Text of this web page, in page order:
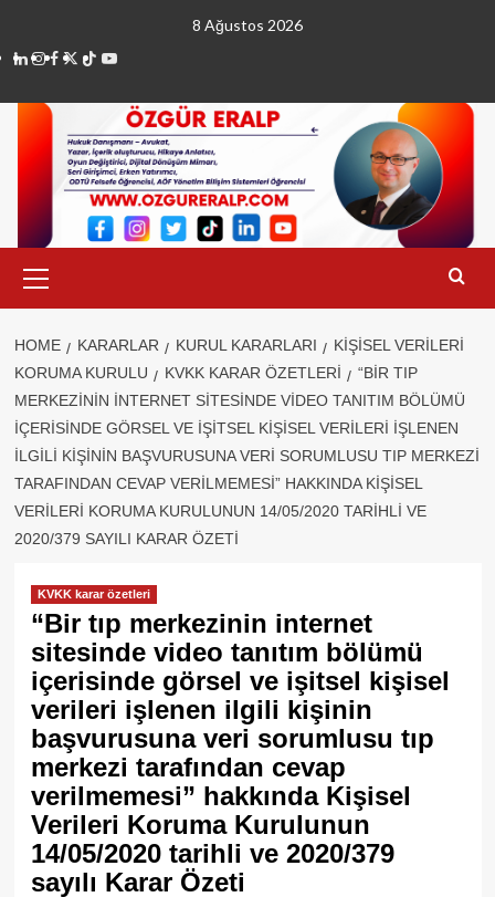
content
8 Ağustos 2026
linkedin
instagram
facebook
twitter
tiktokyoutube
Menu
HOME KARARLAR KURUL KARARLARI
KIŞISEL VERILERI
KORUMA KURULU
KVKK KARAR ÖZETLERI
“BIR TIP
MERKEZININ INTERNET SITESINDE VIDEO TANITIM BÖLÜMÜ
IÇERISINDE GÖRSEL VE IŞITSEL KIŞISEL VERILERI IŞLENEN
ILGILI KIŞININ BAŞVURUSUNA VERI SORUMLUSU TIP MERKEZI
TARAFINDAN CEVAP VERILMEMESI” HAKKINDA KIŞISEL
VERILERI KORUMA KURULUNUN 14/05/2020 TARIHLI VE
2020/379 SAYILI KARAR ÖZETI
KVKK karar özetleri
“Bir tıp merkezinin internet
sitesinde video tanıtım bölümü
içerisinde görsel ve işitsel kişisel
verileri işlenen ilgili kişinin
başvurusuna veri sorumlusu tıp
merkezi tarafından cevap
verilmemesi” hakkında Kişisel
Verileri Koruma Kurulunun
14/05/2020 tarihli ve 2020/379
sayılı Karar Özeti